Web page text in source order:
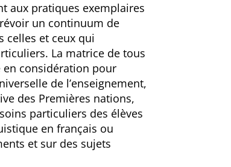
aux pratiques exemplaires
un continuum de
celles et ceux qui
La matrice de tous
en considération pour
de l’enseignement,
des Premières nations,
particuliers des élèves
en français ou
et sur des sujets